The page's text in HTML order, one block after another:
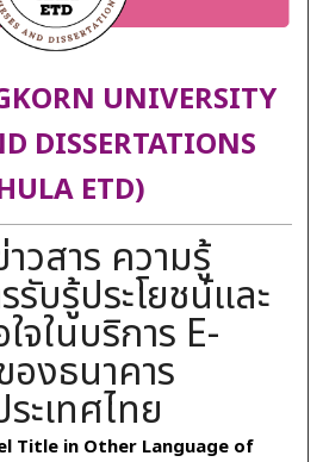
UNIVERSITY
DISSERTATIONS
ETD)
วสาร ความรู้
บรู้ประโยชน์และ
จในบริการ E-
งธนาคาร
ะเทศไทย
Title in Other Language of